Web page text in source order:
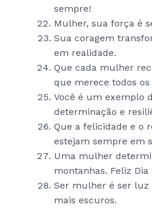
sempre!
Mulher, sua força é
Sua coragem
em realidade.
Que cada mulher
que merece todos os
Você é um exemplo
determinação e
Que a felicidade e o
estejam sempre em
Uma mulher
montanhas. Feliz
Ser mulher é ser luz
mais escuros.